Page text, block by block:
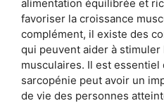
alimentation équilibrée et
favoriser la croissance
complément, il existe des
qui peuvent aider à
musculaires. Il est essentiel
sarcopénie peut avoir un
de vie des personnes